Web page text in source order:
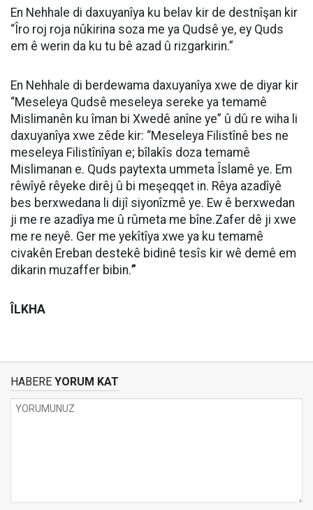
En Nehhale di daxuyanîya ku belav kir de destnîşan kir
“Îro roj roja nûkirina soza me ya Qudsê ye, ey Quds
em ê werin da ku tu bê azad û rizgarkirin.”
En Nehhale di berdewama daxuyanîya xwe de diyar kir
“Meseleya Qudsê meseleya sereke ya temamê
Mislimanên ku îman bi Xwedê anîne ye” û dû re wiha li
daxuyanîya xwe zêde kir: “Meseleya Filistînê bes ne
meseleya Filistînîyan e; bîlakîs doza temamê
Mislimanan e. Quds paytexta ummeta Îslamê ye. Em
rêwîyê rêyeke dirêj û bi meşeqqet in. Rêya azadîyê
bes berxwedana li dijî siyonîzmê ye. Ew ê berxwedan
ji me re azadîya me û rûmeta me bîne.Zafer dê ji xwe
me re neyê. Ger me yekîtîya xwe ya ku temamê
civakên Ereban destekê bidinê tesîs kir wê demê em
dikarin muzaffer bibin.”
ÎLKHA
HABERE YORUM KAT